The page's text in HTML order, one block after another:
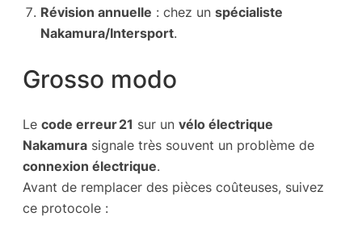
Révision annuelle : chez un spécialiste
Nakamura/Intersport.
Grosso modo
Le code erreur 21 sur un vélo électrique
Nakamura signale très souvent un problème de
connexion électrique.
Avant de remplacer des pièces coûteuses, suivez
ce protocole :